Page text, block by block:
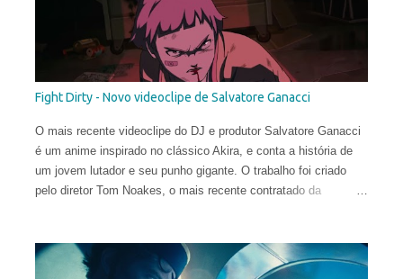
Fight Dirty - Novo videoclipe de Salvatore Ganacci
O mais recente videoclipe do DJ e produtor Salvatore Ganacci
é um anime inspirado no clássico Akira, e conta a história de
um jovem lutador e seu punho gigante. O trabalho foi criado
pelo diretor Tom Noakes, o mais recente contratado da
Trub Animation.